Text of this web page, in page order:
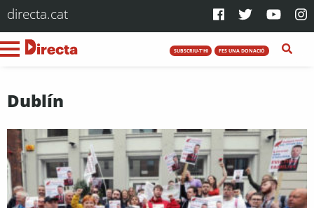
directa.cat
SUBSCRIU-T'HI FES UNA DONACIÓ
Dublín